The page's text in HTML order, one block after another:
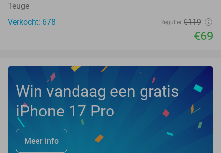
Teuge
Verkocht: 678
Regulier €119
€69
Win vandaag een gratis
iPhone 17 Pro
Meer info